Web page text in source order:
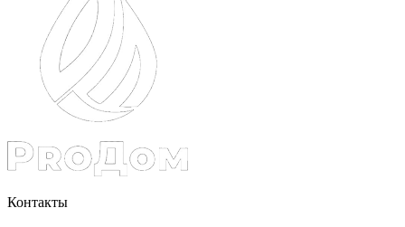
Контакты